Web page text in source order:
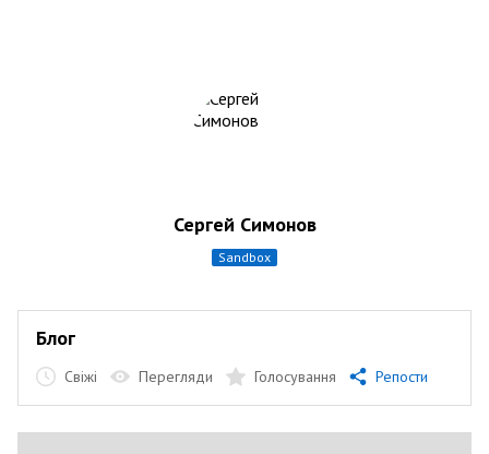
Сергей Симонов
sandbox
Блог
Свіжі Перегляди Голосування Репости